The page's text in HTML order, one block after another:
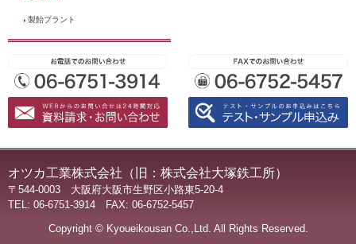
製飴プラント
オツカ工業株式会社（旧：株式会社大塚鉄工所）
〒544-0003 大阪府大阪市生野区小路東5-20-4
TEL: 06-6751-3914 FAX: 06-6752-5457
Copyright © Kyoueikousan Co.,Ltd. All Rights Reserved.